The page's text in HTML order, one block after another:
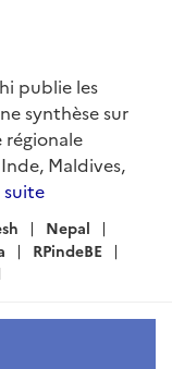
publie les
synthèse sur
Maldives,
suite
Nepal
RPindeBE